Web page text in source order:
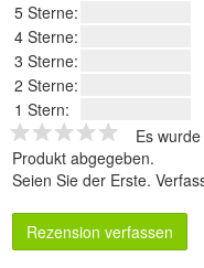
5 Sterne:
4 Sterne:
3 Sterne:
2 Sterne:
1 Stern:
Es
Produkt abgegeben.
Seien Sie der Erste.
Rezension verfassen